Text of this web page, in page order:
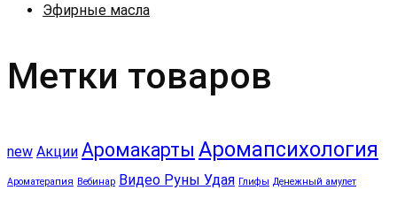
Эфирные масла
Метки товаров
new Акции Аромакарты Аромапсихология
Ароматерапия Вебинар Видео Руны Удая Глифы Денежный амулет